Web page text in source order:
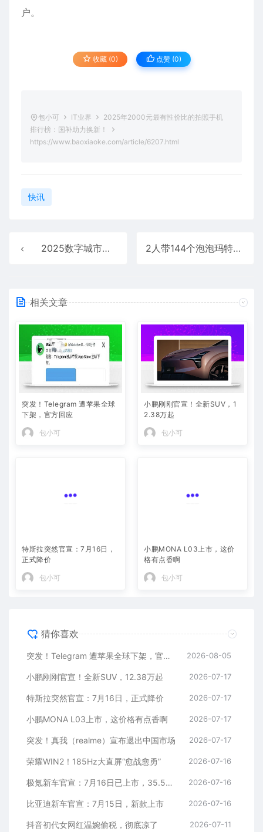
户。
收藏 (0) 点赞 (0)
包小可 IT业界
2025年2000元最有性价比的拍照手机
排行榜：国补助力换新！
https://www.baoxiaoke.com/article/6207.html
快讯
2025数字城市论坛创新成果与实践案例发布：华为云赋能城市智慧升级 2人带144个泡泡玛特Labubu玩偶入境被查：单个炒到500元
相关文章
突发！Telegram 遭苹果全球
下架，官方回应
包小可
小鹏刚刚官宣！全新SUV，1
2.38万起
包小可
正式降价
小鹏MONA L03上市，这价
格有点香啊
包小可
猜你喜欢
突发！Telegram 遭苹果全球下架，官方回应 2026-08-05
小鹏刚刚官宣！全新SUV，12.38万起 2026-07-17
特斯拉突然官宣：7月16日，正式降价 2026-07-17
小鹏MONA L03上市，这价格有点香啊 2026-07-17
突发！真我（realme）宣布退出中国市场 2026-07-17
荣耀WIN2！185Hz大直屏“愈战愈勇” 2026-07-16
极氪新车官宣：7月16日已上市，35.5万元起 2026-07-16
比亚迪新车官宣：7月15日，新款上市 2026-07-16
抖音初代女网红温婉偷税，彻底凉了 2026-07-11